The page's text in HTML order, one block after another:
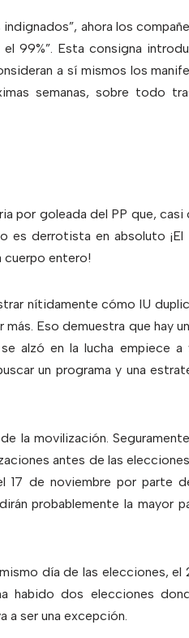
ahora los
99%”. Esta consigna
a sí mismos los
semanas, sobre todo
por goleada del PP que,
es derrotista en absoluto
cuerpo entero!
nítidamente cómo IU
Eso demuestra que hay
alzó en la lucha empiece
un programa y una
la movilización.
antes de las
17 de noviembre por parte
probablemente la mayor
día de las elecciones, el
habido dos elecciones
a ser una excepción.